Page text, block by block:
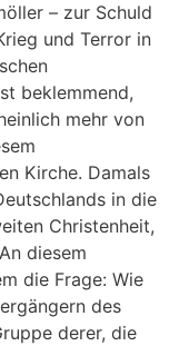
– zur Schuld
und Terror in
beklemmend,
mehr von
Kirche. Damals
in die
Christenheit,
diesem
die Frage: Wie
des
derer, die